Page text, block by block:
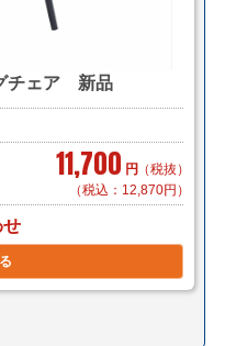
チェア 新品
11,700 円 （税抜）
（税込：12,870円）
せ